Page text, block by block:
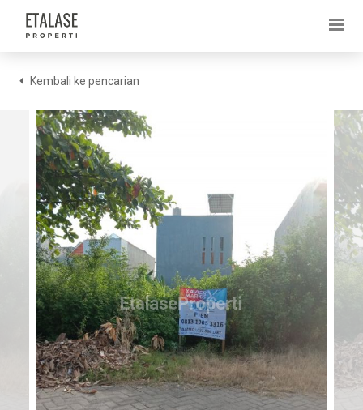
Kembali ke pencarian